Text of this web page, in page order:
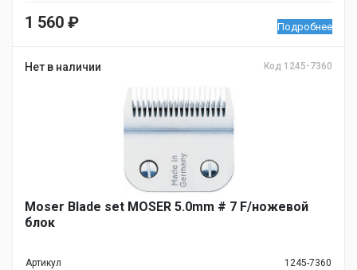
1 560 ₽ Подробнее
Нет в наличии Код 1245-7360
Moser Blade set MOSER 5.0mm # 7 F/ножевой
блок
Артикул
1245-7360